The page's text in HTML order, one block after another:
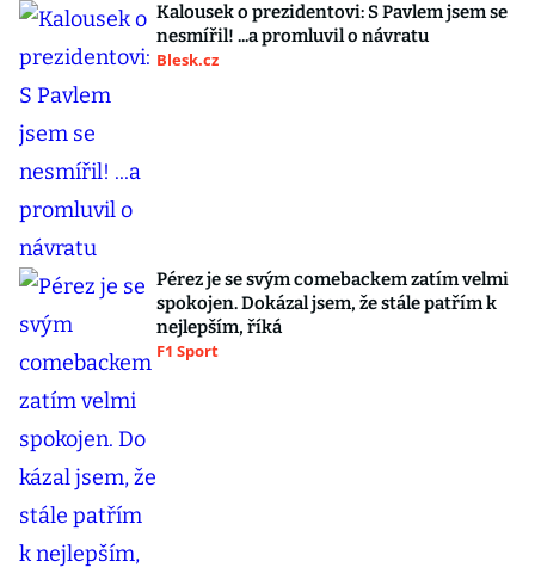
Kalousek o prezidentovi: S Pavlem jsem se
nesmířil! ...a promluvil o návratu
Blesk.cz
Pérez je se svým comebackem zatím velmi
spokojen. Dokázal jsem, že stále patřím k
nejlepším, říká
F1 Sport